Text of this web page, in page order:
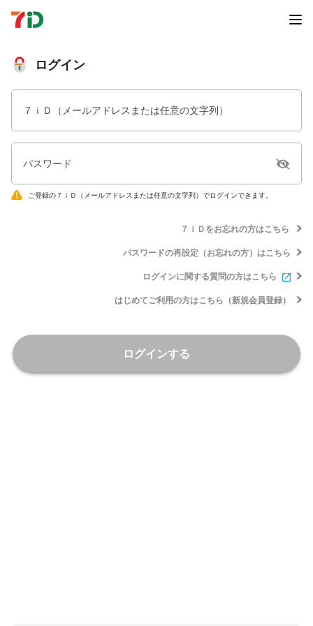
ログイン
７ｉＤ（メールアドレスまたは任意の文字列）
パスワード
ご登録の７ｉＤ（メールアドレスまたは任意の文字列）でログインできます。
７ｉＤをお忘れの方はこちら
パスワードの再設定（お忘れの方）はこちら
ログインに関する質問の方はこちら
はじめてご利用の方はこちら（新規会員登録）
ログインする